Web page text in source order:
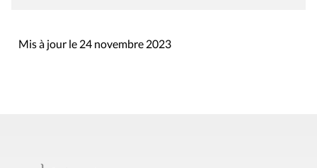
Mis à jour le 24 novembre 2023